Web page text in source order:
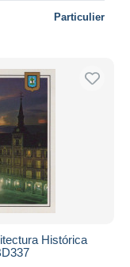
Particulier
Histórica